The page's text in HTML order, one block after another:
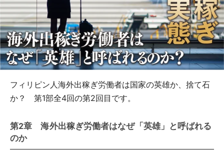
フィリピン人海外出稼ぎ労働者は国家の英雄か、捨て石
か？ 第1部全4回の第2回目です。
第2章 海外出稼ぎ労働者はなぜ「英雄」と呼ばれる
のか